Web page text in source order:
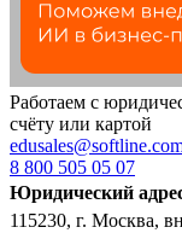
Работаем с
счёту или картой
8 800 505 05 07
Юридический
115230, г. Москва,